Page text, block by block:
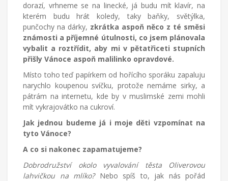
dorazí, vrhneme se na linecké, já budu mít klavír, na
kterém budu hrát koledy, taky baňky, světýlka,
punčochy na dárky, zkrátka aspoň něco z té směsi
známosti a příjemné útulnosti, co jsem plánovala
vybalit a roztřídit, aby mi v pětatřiceti stupních
přišly Vánoce aspoň malilinko opravdové.
Místo toho teď papírkem od hořícího sporáku zapaluju
narychlo koupenou svíčku, protože nemáme sirky, a
pátrám na internetu, kde by v muslimské zemi mohli
mít vykrajovátko na cukroví.
Jak jednou budeme já i moje děti vzpomínat na
tyto Vánoce?
A co si nakonec zapamatujeme?
Dobrodružství okolo vyvalování těsta Oliverovou
lahvičkou na mlíko?Nebo spíš to, jak nás pořád